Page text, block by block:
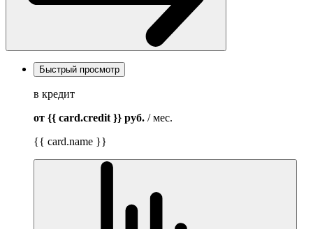
Быстрый просмотр
в кредит
от {{ card.credit }} руб. / мес.
{{ card.name }}